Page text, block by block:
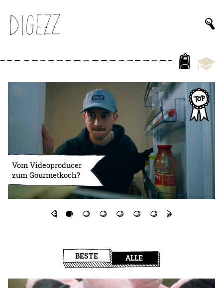
Vom Videoproducer
zum Gourmetkoch?
BESTE ALLE